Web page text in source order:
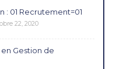
: 01 Recrutement=01
22, 2020
Gestion de